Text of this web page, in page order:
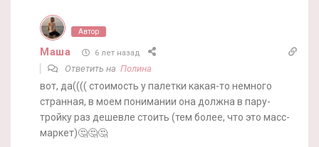
Автор
Маша 6 лет назад
Ответить на Полинa
вот, да(((( стоимость у палетки какая-то немного
странная, в моем понимании она должна в пару-
тройку раз дешевле стоить (тем более, что это масс-
маркет)🤔🤔🤔